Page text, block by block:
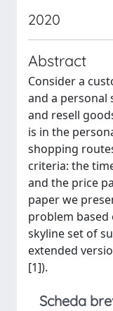
2020
Abstract
Consider a
and a personal
and resell
is in the
shopping
criteria: the
and the price
paper we
problem
skyline set of
extended
[1]).
Scheda